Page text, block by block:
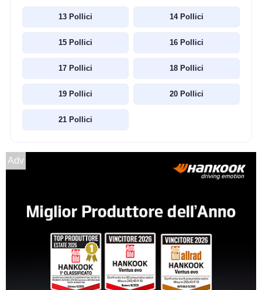
13 Pollici 14 Pollici
15 Pollici 16 Pollici
17 Pollici 18 Pollici
19 Pollici 20 Pollici
21 Pollici
Adv